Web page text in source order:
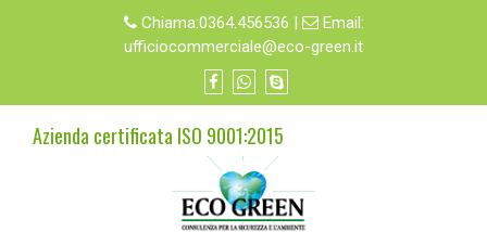
Chiama:0364.456536 |
Email:
ufficiocommerciale@eco-green.it
Azienda certificata ISO 9001:2015